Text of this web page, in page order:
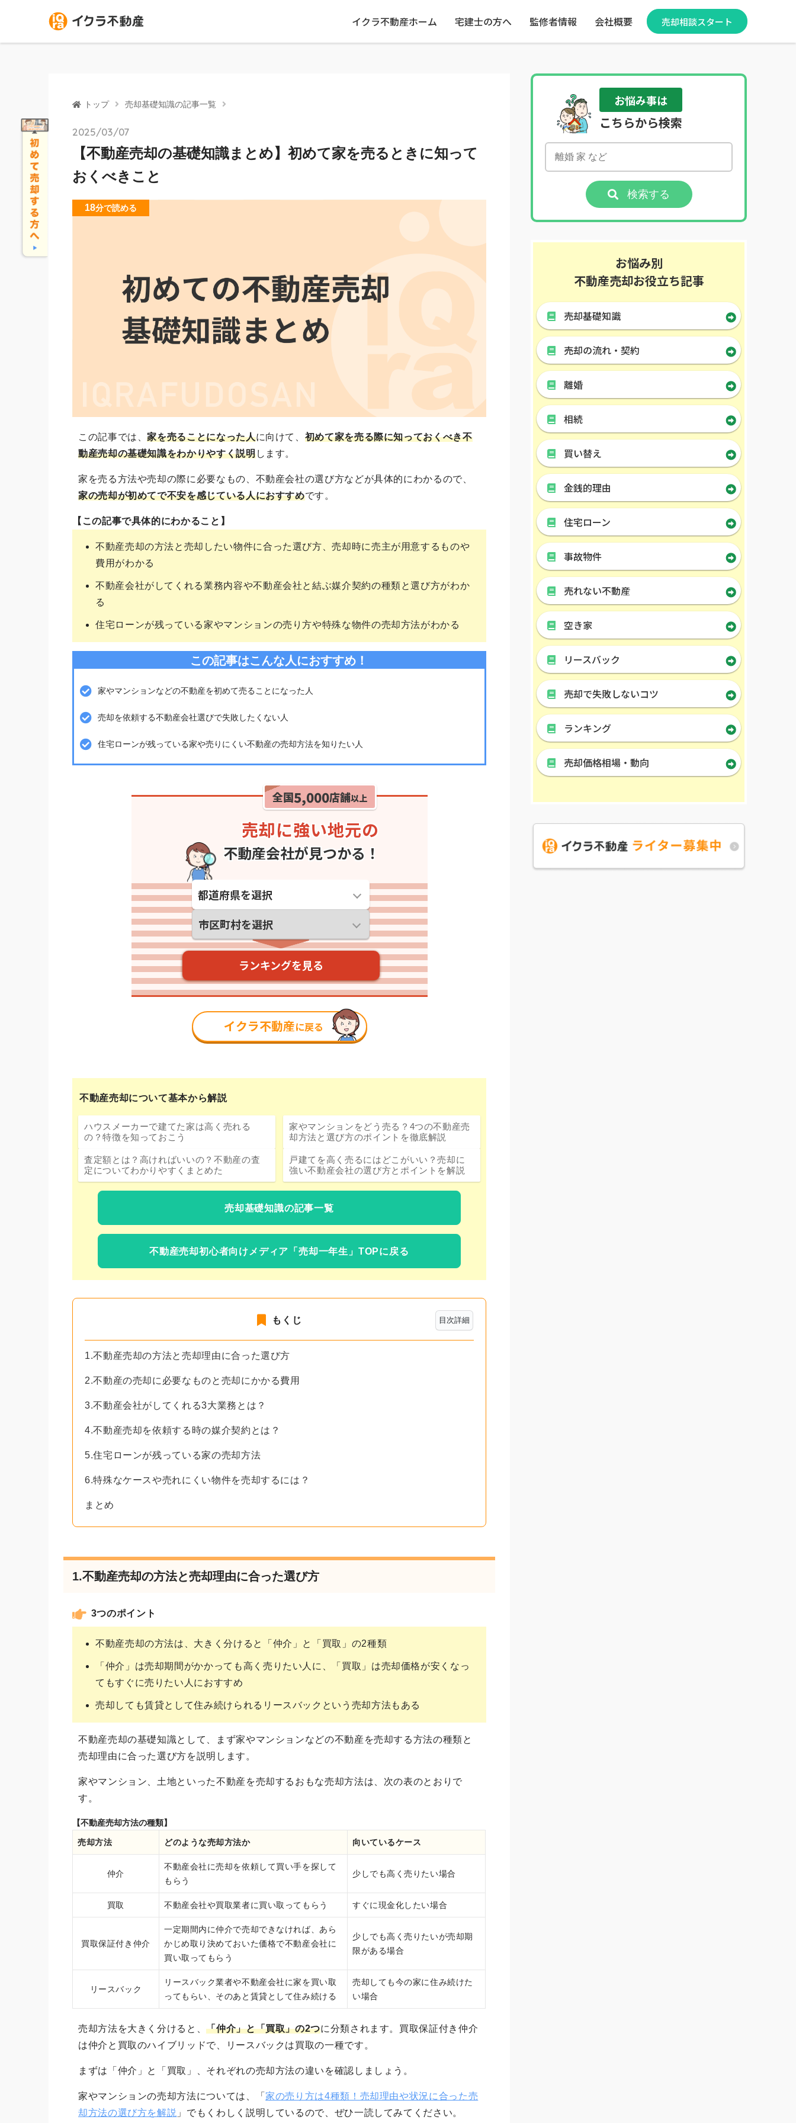
イクラ不動産ホーム 宅建士の方へ 監修者情報 会社概要 売却相談スタート
トップ 売却基礎知識の記事一覧
2025/03/07
【不動産売却の基礎知識まとめ】初めて家を売るときに知って
おくべきこと
18分で読める
この記事では、家を売ることになった人に向けて
初めて家を売る際に知っておくべき不
動産売却の基礎知識をわかりやすく説明します。
家を売る方法や売却の際に必要なもの、不動産会社の選び方などが具体的にわかるので、
家の売却が初めてで不安を感じている人におすすめです。
【この記事で具体的にわかること】
不動産売却の方法と売却したい物件に合った選び方、売却時に売主が用意するものや
費用がわかる
不動産会社がしてくれる業務内容や不動産会社と結ぶ媒介契約の種類と選び方がわか
る
住宅ローンが残っている家やマンションの売り方や特殊な物件の売却方法がわかる
この記事はこんな人におすすめ！
家やマンションなどの不動産を初めて売ることになった人
売却を依頼する不動産会社選びで失敗したくない人
住宅ローンが残っている家や売りにくい不動産の売却方法を知りたい人
不動産売却について基本から解説
ハウスメーカーで建てた家は高く売れる
の？特徴を知っておこう
家やマンションをどう売る？4つの不動産売
却方法と選び方のポイントを徹底解説
査定額とは？高ければいいの？不動産の査
定についてわかりやすくまとめた
戸建てを高く売るにはどこがいい？売却に
強い不動産会社の選び方とポイントを解説
売却基礎知識の記事一覧
不動産売却初心者向けメディア 「売却一年生」TOPに戻る
目次詳細
もくじ
1.不動産売却の方法と売却理由に合った選び方
2.不動産の売却に必要なものと売却にかかる費用
3.不動産会社がしてくれる3大業務とは？
4.不動産売却を依頼する時の媒介契約とは？
5.住宅ローンが残っている家の売却方法
6.特殊なケースや売れにくい物件を売却するには？
まとめ
1.不動産売却の方法と売却理由に合った選び方
3つのポイント
不動産売却の方法は、大きく分けると「仲介」と「買取」の2種類
「仲介」は売却期間がかかっても高く売りたい人に、「買取」は売却価格が安くなっ
てもすぐに売りたい人におすすめ
売却しても賃貸として住み続けられるリースバックという売却方法もある
不動産売却の基礎知識として、まず家やマンションなどの不動産を売却する方法の種類と
売却理由に合った選び方を説明します。
家やマンション、土地といった不動産を売却するおもな売却方法は、次の表のとおりで
す。
【不動産売却方法の種類】
売却方法 どのような売却方法か 向いているケース
仲介
不動産会社に売却を依頼して買い手を探して
もらう
少しでも高く売りたい場合
買取 不動産会社や買取業者に買い取ってもらう すぐに現金化したい場合
買取保証付き仲介
一定期間内に仲介で売却できなければ、あら
かじめ取り決めておいた価格で不動産会社に
買い取ってもらう
少しでも高く売りたいが売却期
限がある場合
リースバック
リースバック業者や不動産会社に家を買い取
ってもらい、そのあと賃貸として住み続ける
売却しても今の家に住み続けた
い場合
売却方法を大きく分けると、「仲介」と「買取」の2つに分類されます。買取保証付き仲介
は仲介と買取のハイブリッドで、リースバックは買取の一種です。
まずは「仲介」と「買取」、それぞれの売却方法の違いを確認しましょう。
家やマンションの売却方法については、「 家の売り方は4種類！売却理由や状況に合った売
却方法の選び方を解説 」でもくわしく説明しているので、ぜひ一読してみてください。
お悩み事は
こちらから検索
検索する
お悩み別
不動産売却お役立ち記事
売却基礎知識
売却の流れ・契約
離婚
相続
買い替え
金銭的理由
住宅ローン
事故物件
売れない不動産
空き家
リースバック
売却で失敗しないコツ
ランキング
売却価格相場・動向